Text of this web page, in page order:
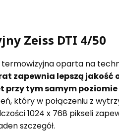
Zeiss DTI 4/50
oparta na
zapewnia lepszą jakość
tym samym
który w połączeniu z
1024 x 768 pikseli
szczegół.